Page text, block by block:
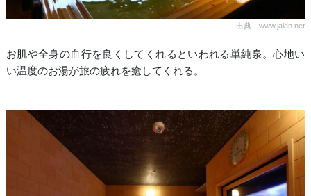
出典：www.jalan.net
お肌や全身の血行を良くしてくれるといわれる単純泉。心地い
い温度のお湯が旅の疲れを癒してくれる。